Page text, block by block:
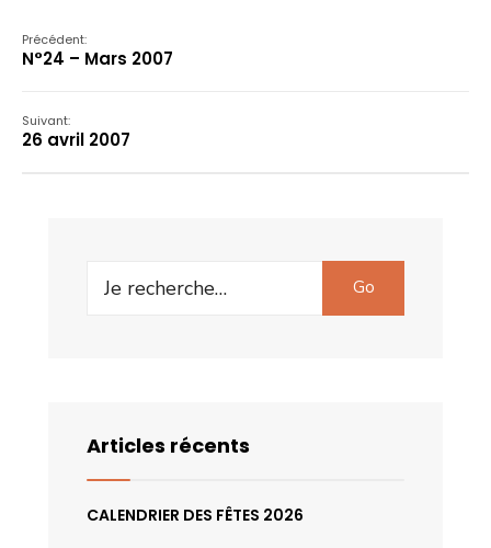
Précédent:
N°24 – Mars 2007
Suivant:
26 avril 2007
Search
Go
Articles récents
CALENDRIER DES FÊTES 2026